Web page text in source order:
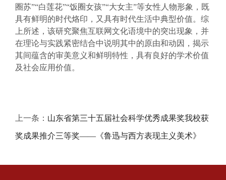
圈苏”“白莲花”“饭圈女孩”“大女主”等女性人物形象，既
具有鲜明的时代烙印，又具有时代生活中典型价值。综
上所述，该研究聚焦互联网文化语境中的突出现象，并
在理论与实践紧密结合中说明其中的原由和动因，揭示
其间蕴含的审美意义和鲜明特性，具有良好的学术价值
及社会应用价值。
上一条： 山东省第三十五届社会科学优秀成果奖我校获
奖成果推介三等奖——《鲁迅与西方表现主义美术》